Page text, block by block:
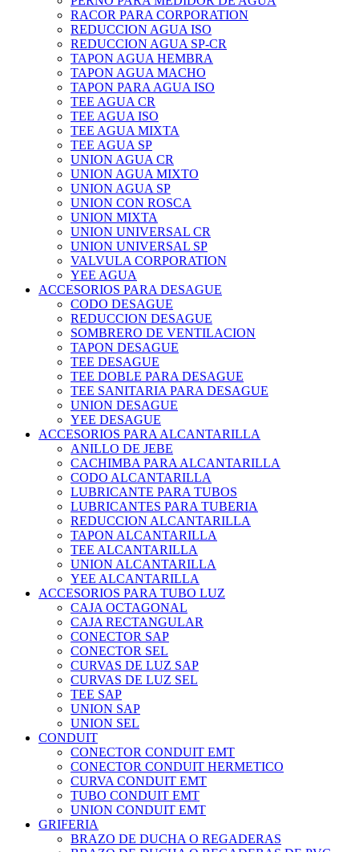
RACOR PARA CORPORATION
REDUCCION AGUA ISO
REDUCCION AGUA SP-CR
TAPON AGUA HEMBRA
TAPON AGUA MACHO
TAPON PARA AGUA ISO
TEE AGUA CR
TEE AGUA ISO
TEE AGUA MIXTA
TEE AGUA SP
UNION AGUA CR
UNION AGUA MIXTO
UNION AGUA SP
UNION CON ROSCA
UNION MIXTA
UNION UNIVERSAL CR
UNION UNIVERSAL SP
VALVULA CORPORATION
YEE AGUA
ACCESORIOS PARA DESAGUE
CODO DESAGUE
REDUCCION DESAGUE
SOMBRERO DE VENTILACION
TAPON DESAGUE
TEE DESAGUE
TEE DOBLE PARA DESAGUE
TEE SANITARIA PARA DESAGUE
UNION DESAGUE
YEE DESAGUE
ACCESORIOS PARA ALCANTARILLA
ANILLO DE JEBE
CACHIMBA PARA ALCANTARILLA
CODO ALCANTARILLA
LUBRICANTE PARA TUBOS
LUBRICANTES PARA TUBERIA
REDUCCION ALCANTARILLA
TAPON ALCANTARILLA
TEE ALCANTARILLA
UNION ALCANTARILLA
YEE ALCANTARILLA
ACCESORIOS PARA TUBO LUZ
CAJA OCTAGONAL
CAJA RECTANGULAR
CONECTOR SAP
CONECTOR SEL
CURVAS DE LUZ SAP
CURVAS DE LUZ SEL
TEE SAP
UNION SAP
UNION SEL
CONDUIT
CONECTOR CONDUIT EMT
CONECTOR CONDUIT HERMETICO
CURVA CONDUIT EMT
TUBO CONDUIT EMT
UNION CONDUIT EMT
GRIFERIA
BRAZO DE DUCHA O REGADERAS